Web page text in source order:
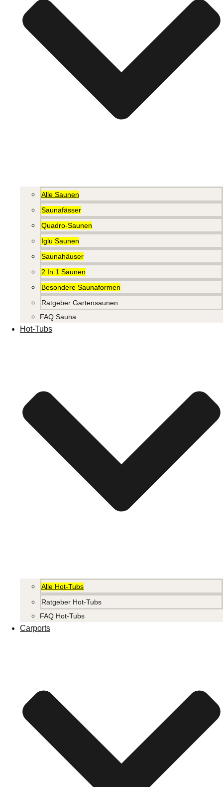
Alle Saunen
Saunafässer
Quadro-Saunen
Iglu Saunen
Saunahäuser
2 In 1 Saunen
Besondere Saunaformen
Ratgeber Gartensaunen
FAQ Sauna
Hot-Tubs
Alle Hot-Tubs
Ratgeber Hot-Tubs
FAQ Hot-Tubs
Carports